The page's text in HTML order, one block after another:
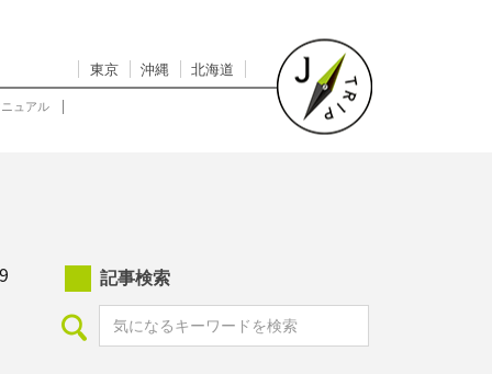
東京 沖縄 北海道
ュアル
記事検索